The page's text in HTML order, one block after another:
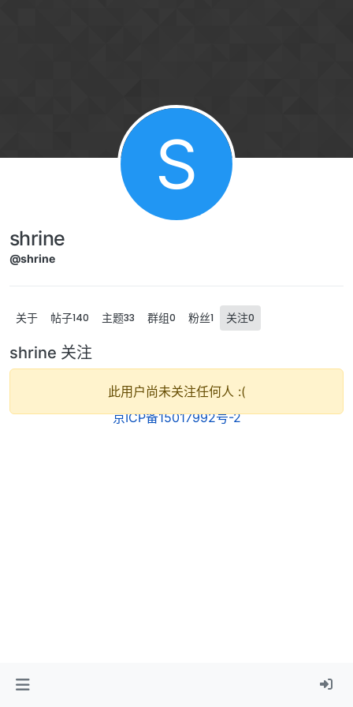
S
shrine
@shrine
关于 帖子140 主题33 群组0 粉丝1 关注0
shrine 关注
此用户尚未关注任何人 :(
京ICP备15017992号-2